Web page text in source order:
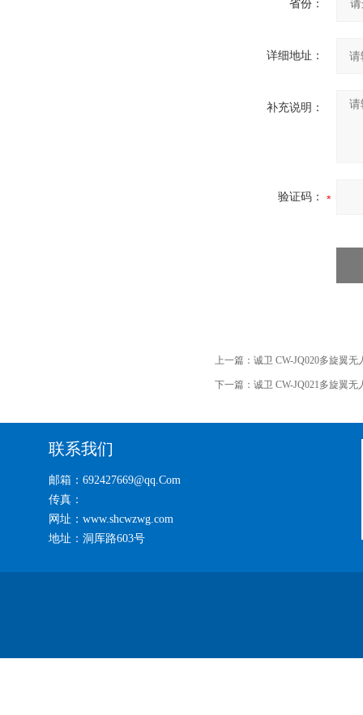
省份：
详细地址：
补充说明：
验证码：
上一篇： 诚卫 CW-JQ020多旋翼
下一篇： 诚卫 CW-JQ021多旋翼
联系我们
邮箱：692427669@qq.Com
传真：
网址：www.shcwzwg.com
地址：洞厍路603号